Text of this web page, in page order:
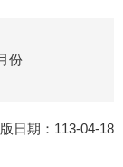
份
版日期：113-04-18